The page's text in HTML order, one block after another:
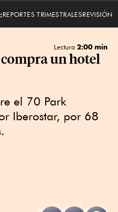
REPORTES TRIMESTRALESREVISIÓN
Lectura 2:00 min
un hotel
el 70 Park
Iberostar, por 68